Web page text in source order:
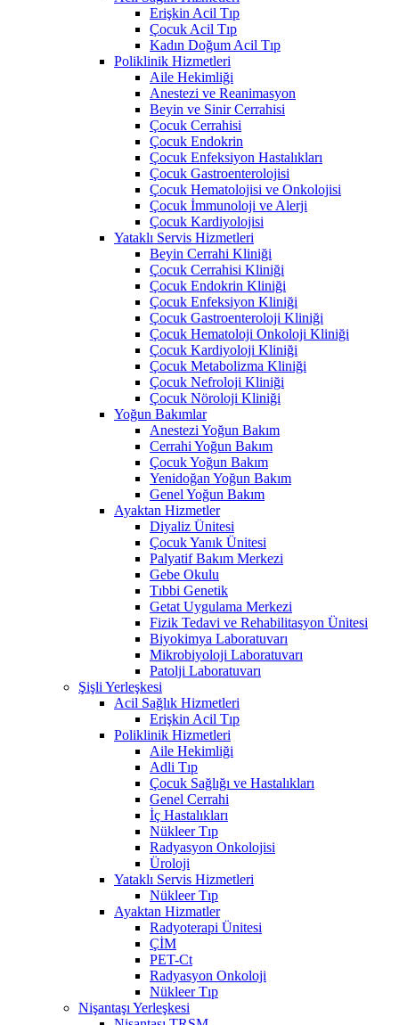
Erişkin Acil Tıp
Çocuk Acil Tıp
Kadın Doğum Acil Tıp
Poliklinik Hizmetleri
Aile Hekimliği
Anestezi ve Reanimasyon
Beyin ve Sinir Cerrahisi
Çocuk Cerrahisi
Çocuk Endokrin
Çocuk Enfeksiyon Hastalıkları
Çocuk Gastroenterolojisi
Çocuk Hematolojisi ve Onkolojisi
Çocuk İmmunoloji ve Alerji
Çocuk Kardiyolojisi
Yataklı Servis Hizmetleri
Beyin Cerrahi Kliniği
Çocuk Cerrahisi Kliniği
Çocuk Endokrin Kliniği
Çocuk Enfeksiyon Kliniği
Çocuk Gastroenteroloji Kliniği
Çocuk Hematoloji Onkoloji Kliniği
Çocuk Kardiyoloji Kliniği
Çocuk Metabolizma Kliniği
Çocuk Nefroloji Kliniği
Çocuk Nöroloji Kliniği
Yoğun Bakımlar
Anestezi Yoğun Bakım
Cerrahi Yoğun Bakım
Çocuk Yoğun Bakım
Yenidoğan Yoğun Bakım
Genel Yoğun Bakım
Ayaktan Hizmetler
Diyaliz Ünitesi
Çocuk Yanık Ünitesi
Palyatif Bakım Merkezi
Gebe Okulu
Tıbbi Genetik
Getat Uygulama Merkezi
Fizik Tedavi ve Rehabilitasyon Ünitesi
Biyokimya Laboratuvarı
Mikrobiyoloji Laboratuvarı
Patolji Laboratuvarı
Şişli Yerleşkesi
Acil Sağlık Hizmetleri
Erişkin Acil Tıp
Poliklinik Hizmetleri
Aile Hekimliği
Adli Tıp
Çocuk Sağlığı ve Hastalıkları
Genel Cerrahi
İç Hastalıkları
Nükleer Tıp
Radyasyon Onkolojisi
Üroloji
Yataklı Servis Hizmetleri
Nükleer Tıp
Ayaktan Hizmatler
Radyoterapi Ünitesi
ÇİM
PET-Ct
Radyasyon Onkoloji
Nükleer Tıp
Nişantaşı Yerleşkesi